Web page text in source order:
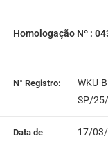
Homologação Nº :
N° Registro:
WKU-
SP/
Data de
17/